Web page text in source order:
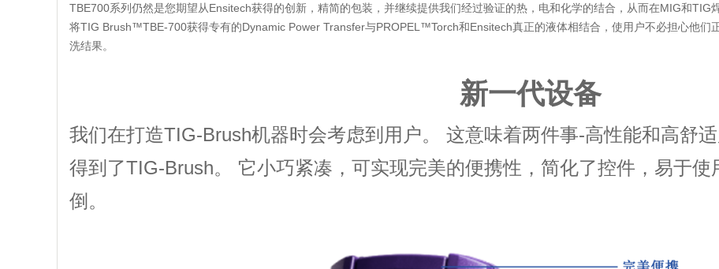
TBE700系列仍然是您期望从Ensitech获得的创新，精简的包装，并继续提供我们经过验证的热，电和化学的结合，从而在MIG和TIG
将TIG Brush™TBE-700获得专有的Dynamic Power Transfer与PROPEL™Torch和Ensitech真正的液体相结合，使用户不必担心他们
洗结果。
新一代设备
我们在打造TIG-Brush机器时会考虑到用户。 这意味着两件事-高性能和高舒
得到了TIG-Brush。 它小巧紧凑，可实现完美的便携性，简化了控件，易于
倒。